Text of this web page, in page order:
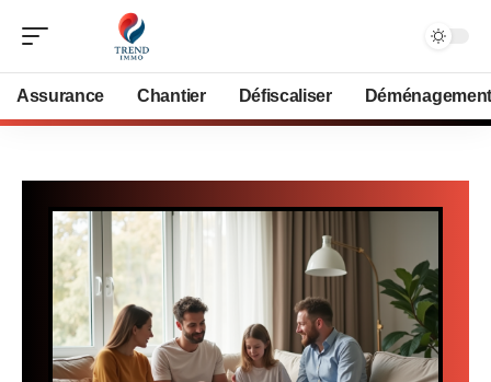
Assurance Chantier Défiscaliser Déménagement